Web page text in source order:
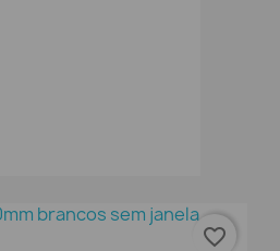
favorite_border